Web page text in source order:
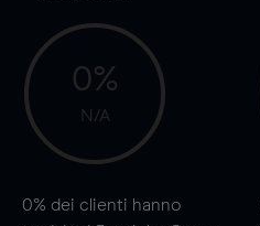
0%
N/A
0% dei clienti hanno